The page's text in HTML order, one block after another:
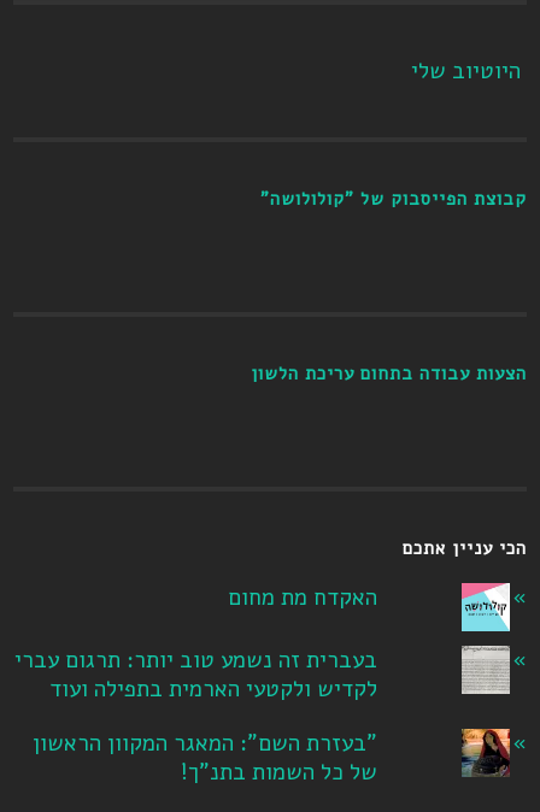
היוטיוב שלי
קבוצת הפייסבוק של "קולולושה"
הצעות עבודה בתחום עריכת הלשון
הכי עניין אתכם
האקדח מת מחום
בעברית זה נשמע טוב יותר: תרגום עברי
לקדיש ולקטעי הארמית בתפילה ועוד
"בעזרת השם": המאגר המקוון הראשון
של כל השמות בתנ"ך!